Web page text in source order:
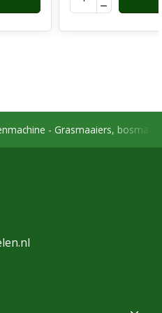
aandrijving en
is toegepast)
een directe vervanging
- Grasmaaiers,